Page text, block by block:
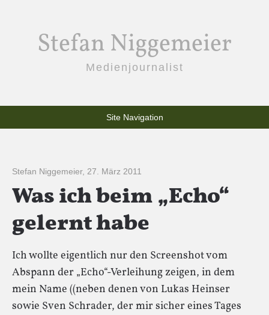
Stefan Niggemeier
Medienjournalist
Site Navigation
Stefan Niggemeier, 27. März 2011
Was ich beim „Echo“
gelernt habe
Ich wollte eigentlich nur den Screenshot vom
Abspann der „Echo“-Verleihung zeigen, in dem
mein Name ((neben denen von Lukas Heinser
sowie Sven Schrader, der mir sicher eines Tages